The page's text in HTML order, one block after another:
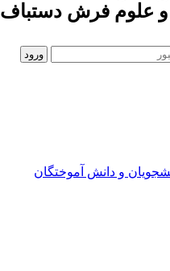
علوم فرش دستباف
و دانش آموختگان